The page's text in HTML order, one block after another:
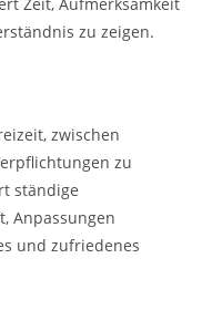
zu zeigen.
zwischen
zu
ständige
Anpassungen
und zufriedenes